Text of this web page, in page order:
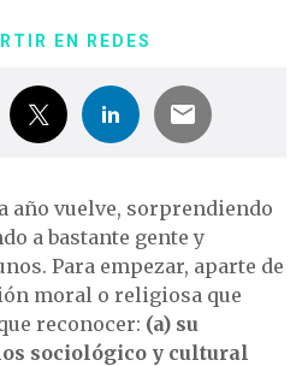
EN REDES
año vuelve, sorprendiendo
a bastante gente y
Para empezar, aparte de
moral o religiosa que
reconocer: (a) su
sociológico y cultural